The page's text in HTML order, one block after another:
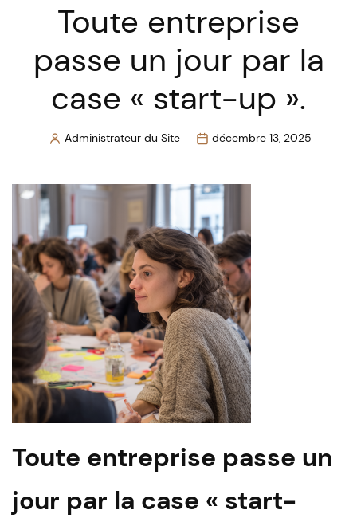
Toute entreprise
passe un jour par la
case « start-up ».
PostedAdministrateur du Site décembre 13, 2025
Toute entreprise passe un
jour par la case « start-